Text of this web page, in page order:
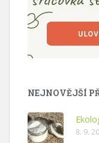
NEJNOVĚJŠÍ
8. 9.